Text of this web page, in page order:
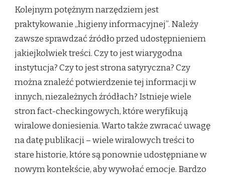
Kolejnym potężnym narzędziem jest
praktykowanie „higieny informacyjnej”. Należy
zawsze sprawdzać źródło przed udostępnieniem
jakiejkolwiek treści. Czy to jest wiarygodna
instytucja? Czy to jest strona satyryczna? Czy
można znaleźć potwierdzenie tej informacji w
innych, niezależnych źródłach? Istnieje wiele
stron fact-checkingowych, które weryfikują
wiralowe doniesienia. Warto także zwracać uwagę
na datę publikacji – wiele wiralowych treści to
stare historie, które są ponownie udostępniane w
nowym kontekście, aby wywołać emocje. Bardzo